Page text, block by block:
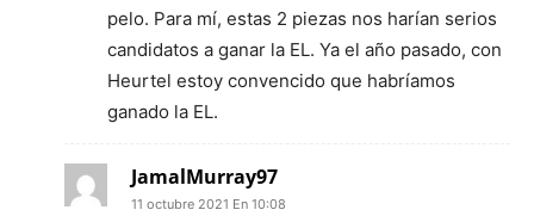
pelo. Para mí, estas 2 piezas nos harían serios
candidatos a ganar la EL. Ya el año pasado, con
Heurtel estoy convencido que habríamos
ganado la EL.
JamalMurray97
11 octubre 2021 En 10:08